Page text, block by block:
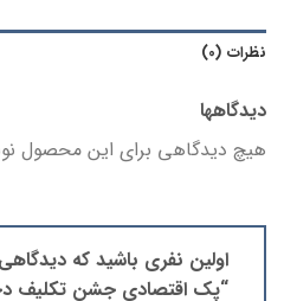
نظرات (0)
دیدگاهها
هیچ دیدگاهی برای این محصول
اولین نفری باشید که
“پک اقتصادی جشن تکلیف